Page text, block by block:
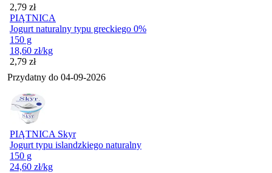
Cena
2,79 zł
PIĄTNICA
Jogurt naturalny typu greckiego 0%
150 g
18,60 zł/kg
Cena
2,79 zł
Przydatny do 04-09-2026
PIĄTNICA Skyr
Jogurt typu islandzkiego naturalny
150 g
24,60 zł/kg